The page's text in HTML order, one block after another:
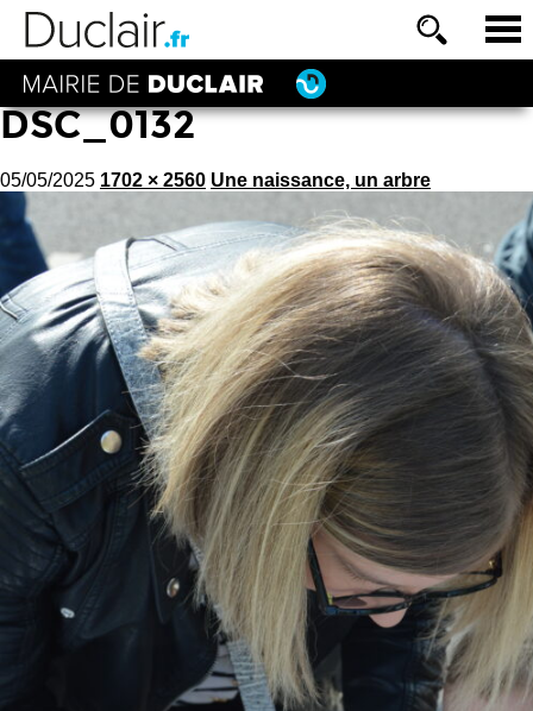
DSC_0132
05/05/2025 1702 × 2560 Une naissance, un arbre